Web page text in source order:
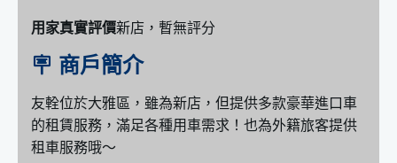
用家真實評價新店，暫無評分
🪧 商戶簡介
友輇位於大雅區，雖為新店，但提供多款豪華進口車
的租賃服務，滿足各種用車需求！也為外籍旅客提供
租車服務哦～